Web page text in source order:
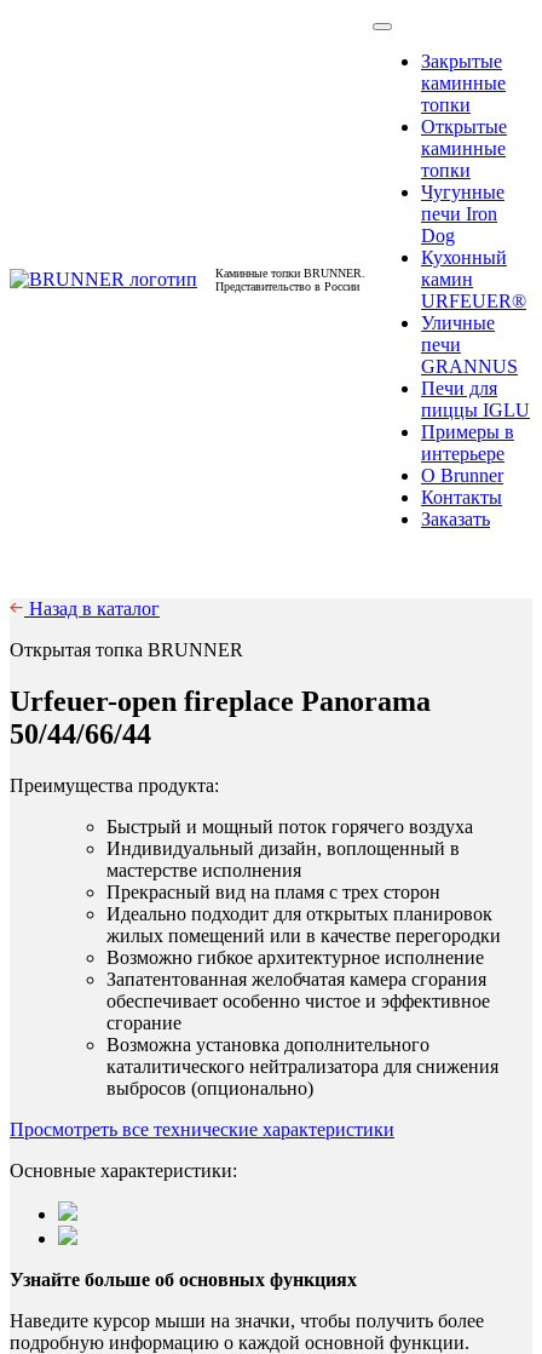
Каминные топки BRUNNER.
Представительство в России
Закрытые
каминные
топки
Открытые
каминные
топки
Чугунные
печи Iron
Dog
Кухонный
камин
URFEUER®
Уличные
печи
GRANNUS
Печи для
пиццы IGLU
Примеры в
интерьере
О Brunner
Контакты
Заказать
Назад в каталог
Открытая топка BRUNNER
Urfeuer-open fireplace Panorama
50/44/66/44
Преимущества продукта:
Быстрый и мощный поток горячего воздуха
Индивидуальный дизайн, воплощенный в
мастерстве исполнения
Прекрасный вид на пламя с трех сторон
Идеально подходит для открытых планировок
жилых помещений или в качестве перегородки
Возможно гибкое архитектурное исполнение
Запатентованная желобчатая камера сгорания
обеспечивает особенно чистое и эффективное
сгорание
Возможна установка дополнительного
каталитического нейтрализатора для снижения
выбросов (опционально)
Просмотреть все технические характеристики
Основные характеристики:
Узнайте больше об основных функциях
Наведите курсор мыши на значки, чтобы получить более
подробную информацию о каждой основной функции.